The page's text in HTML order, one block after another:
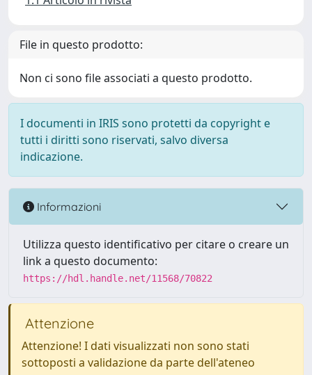
File in questo prodotto:
Non ci sono file associati a questo prodotto.
I documenti in IRIS sono protetti da copyright e
tutti i diritti sono riservati, salvo diversa
indicazione.
Informazioni
Utilizza questo identificativo per citare o creare un
link a questo documento:
https://hdl.handle.net/11568/70822
Attenzione
Attenzione! I dati visualizzati non sono stati
sottoposti a validazione da parte dell'ateneo